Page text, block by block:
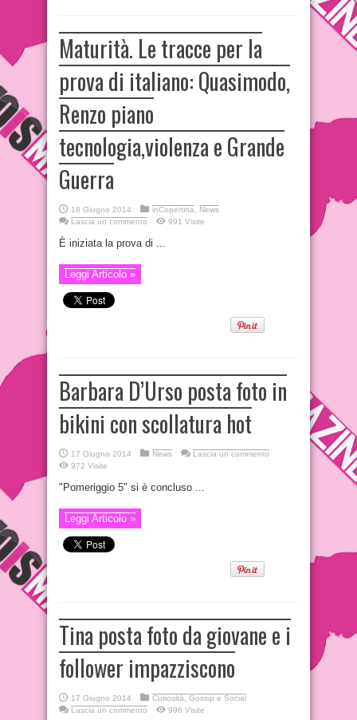
Maturità. Le tracce per la
prova di italiano: Quasimodo,
Renzo piano
tecnologia,violenza e Grande
Guerra
18 Giugno 2014 inCopertina
News
Lascia un commento
991 Visite
È iniziata la prova di ...
Leggi Articolo »
Barbara D’Urso posta foto in
bikini con scollatura hot
17 Giugno 2014 News
Lascia un commento
972 Visite
"Pomeriggio 5" si è concluso ...
Leggi Articolo »
Tina posta foto da giovane e i
follower impazziscono
17 Giugno 2014
Curiosità, Gossip e Social
Lascia un commento
996 Visite